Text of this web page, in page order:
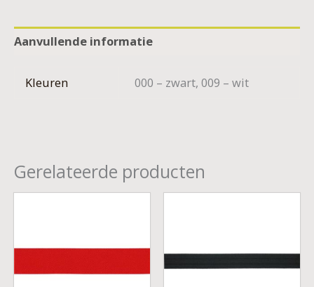
Aanvullende informatie
Kleuren 000 – zwart, 009 – wit
Gerelateerde producten